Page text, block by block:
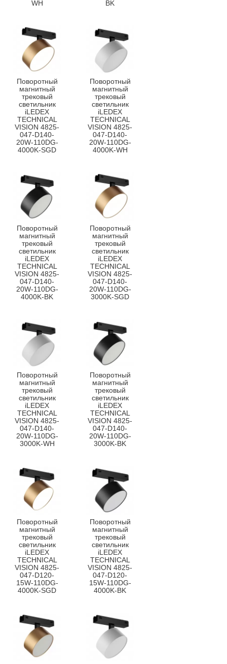
WH BK
Поворотный
магнитный
трековый
светильник
iLEDEX
TECHNICAL
VISION 4825-
047-D140-
20W-110DG-
4000K-SGD
Поворотный
магнитный
трековый
светильник
iLEDEX
TECHNICAL
VISION 4825-
047-D140-
20W-110DG-
4000K-WH
Поворотный
магнитный
трековый
светильник
iLEDEX
TECHNICAL
VISION 4825-
047-D140-
20W-110DG-
4000K-BK
Поворотный
магнитный
трековый
светильник
iLEDEX
TECHNICAL
VISION 4825-
047-D140-
20W-110DG-
3000K-SGD
Поворотный
магнитный
трековый
светильник
iLEDEX
TECHNICAL
VISION 4825-
047-D140-
20W-110DG-
3000K-WH
Поворотный
магнитный
трековый
светильник
iLEDEX
TECHNICAL
VISION 4825-
047-D140-
20W-110DG-
3000K-BK
Поворотный
магнитный
трековый
светильник
iLEDEX
TECHNICAL
VISION 4825-
047-D120-
15W-110DG-
4000K-SGD
Поворотный
магнитный
трековый
светильник
iLEDEX
TECHNICAL
VISION 4825-
047-D120-
15W-110DG-
4000K-BK